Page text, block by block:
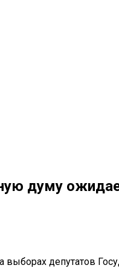
думу
выборах депутатов